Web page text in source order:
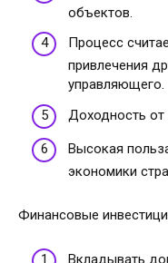
объектов.
Процесс
привлечения
управляющего.
Доходность от
Высокая
экономики
Финансовые
Вкладывать